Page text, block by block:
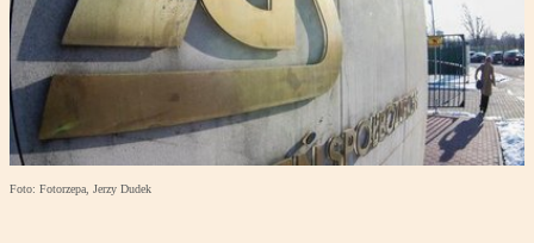
Foto: Fotorzepa, Jerzy Dudek